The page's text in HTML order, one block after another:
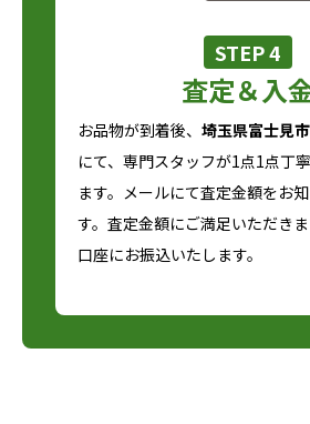
STEP 4
査定＆入
お品物が到着後、 埼玉県富士見市
にて、専門スタッフが1点1点丁
ます。メールにて査定金額をお
す。査定金額にご満足いただき
口座にお振込いたします。